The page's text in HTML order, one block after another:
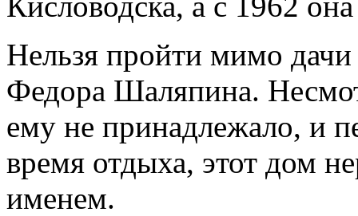
Нельзя пройти мимо дачи
Федора Шаляпина.
ему не принадлежало, и
время отдыха, этот дом
именем.